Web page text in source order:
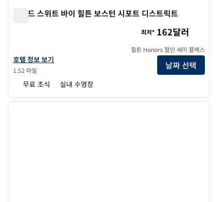
홈우드 스위트 바이 힐튼 보스턴 시포트 디스트릭트
홈우드 스위트 바이 힐튼 보스턴 시포트 디스트릭트의 호텔 정보 보기
호텔 정보 보기
1.52 마일
최저* 162달러
힐튼 Honors 할인 세미 플렉스
날짜 선택
무료 조식 실내 수영장
1/12
1/12
다음